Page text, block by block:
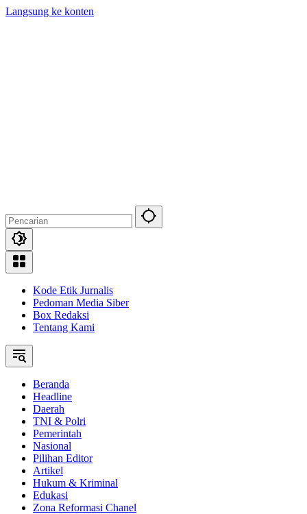
Langsung ke konten
Kode Etik Jurnalis
Pedoman Media Siber
Box Redaksi
Tentang Kami
Beranda
Headline
Daerah
TNI & Polri
Pemerintah
Nasional
Pilihan Editor
Artikel
Hukum & Kriminal
Edukasi
Zona Reformasi Chanel